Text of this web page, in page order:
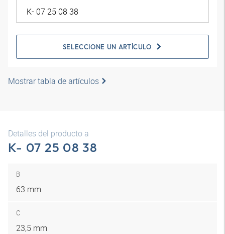
SELECCIONE UN ARTÍCULO
Mostrar tabla de artículos
Detalles del producto a
K- 07 25 08 38
B
63 mm
C
23,5 mm